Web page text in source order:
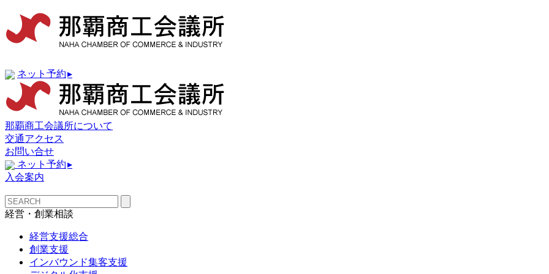
ネット予約▸
那覇商工会議所について
交通アクセス
お問い合せ
ネット予約▸
入会案内
経営・創業相談
経営支援総合
創業支援
インバウンド集客支援